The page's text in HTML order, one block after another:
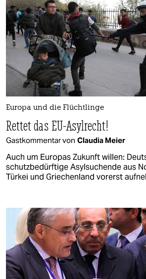
Europa und die Flüchtlinge
Rettet das EU-Asylrecht!
Gastkommentar von Claudia Meier
Auch um Europas Zukunft willen:
schutzbedürftige Asylsuchende aus
Türkei und Griechenland vorerst